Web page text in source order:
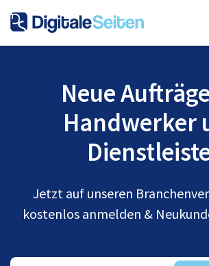
Neue
Handwerker
Jetzt auf unseren
kostenlos anmelden &